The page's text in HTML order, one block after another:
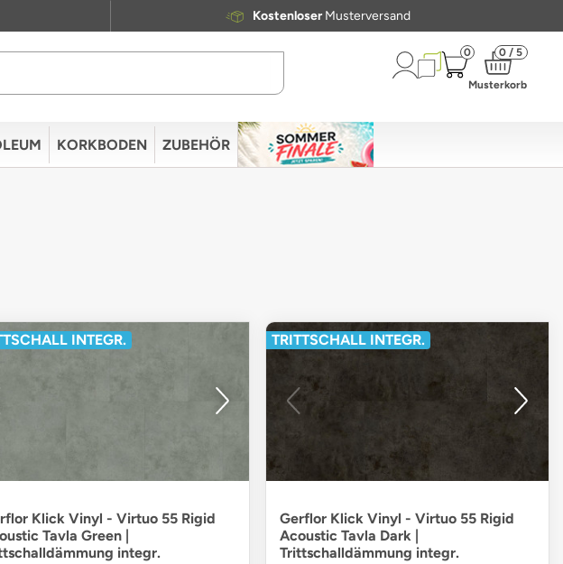
Kostenloser Musterversand
0 0 / 5
Musterkorb
KORKBODEN ZUBEHÖR
INTEGR.
Klick Vinyl - Virtuo 55 Rigid
Tavla Green |
integr.
TRITTSCHALL INTEGR.
Gerflor Klick Vinyl - Virtuo 55 Rigid
Acoustic Tavla Dark |
Trittschalldämmung integr.